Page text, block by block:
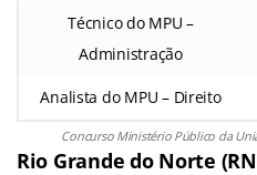
Técnico do MPU –
Administração
Analista do MPU – Direito
Concurso Ministério Público da
Rio Grande do Norte